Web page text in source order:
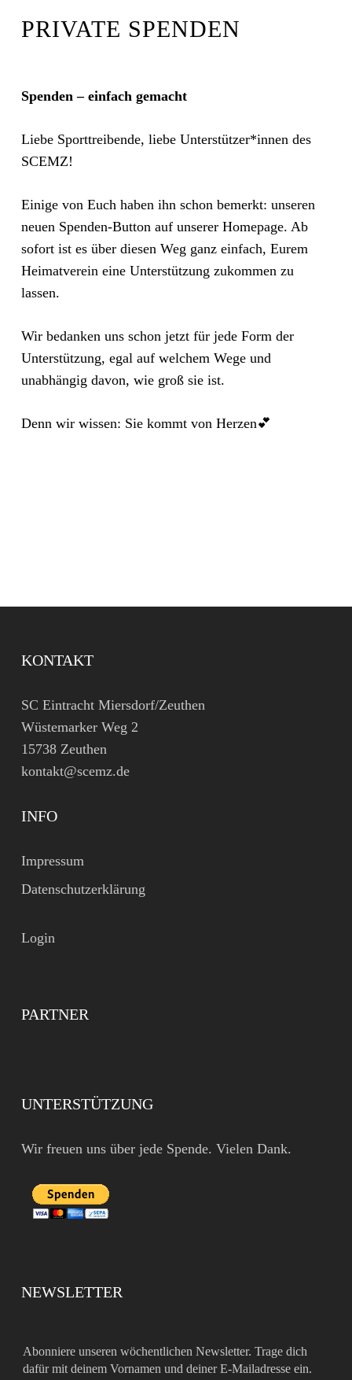
PRIVATE SPENDEN
Spenden – einfach gemacht
Liebe Sporttreibende, liebe Unterstützer*innen des
SCEMZ!
Einige von Euch haben ihn schon bemerkt: unseren
neuen Spenden-Button auf unserer Homepage. Ab
sofort ist es über diesen Weg ganz einfach, Eurem
Heimatverein eine Unterstützung zukommen zu
lassen.
Wir bedanken uns schon jetzt für jede Form der
Unterstützung, egal auf welchem Wege und
unabhängig davon, wie groß sie ist.
Denn wir wissen: Sie kommt von Herzen💕
KONTAKT
SC Eintracht Miersdorf/Zeuthen
Wüstemarker Weg 2
15738 Zeuthen
kontakt@scemz.de
INFO
Impressum
Datenschutzerklärung
Login
PARTNER
UNTERSTÜTZUNG
Wir freuen uns über jede Spende. Vielen Dank.
NEWSLETTER
Abonniere unseren wöchentlichen Newsletter. Trage dich
dafür mit deinem Vornamen und deiner E-Mailadresse ein.